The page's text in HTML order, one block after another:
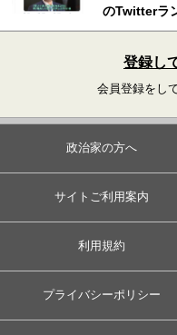
のTwitterラ
登録し
会員登録をし
政治家の方へ
サイトご利用案内
利用規約
プライバシーポリシー